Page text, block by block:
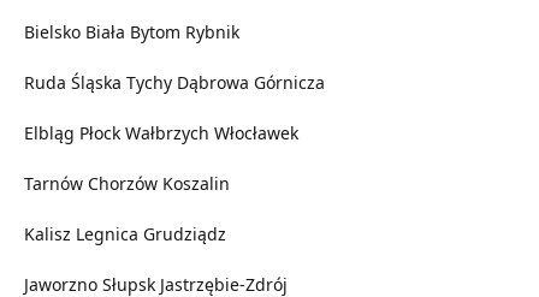
Bielsko Biała Bytom Rybnik
Ruda Śląska Tychy Dąbrowa Górnicza
Elbląg Płock Wałbrzych Włocławek
Tarnów Chorzów Koszalin
Kalisz Legnica Grudziądz
Jaworzno Słupsk Jastrzębie-Zdrój